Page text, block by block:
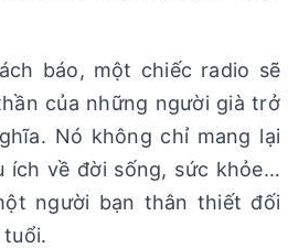
báo, một chiếc radio sẽ
của những người già trở
Nó không chỉ mang lại
ích về đời sống, sức khỏe…
người bạn thân thiết đối